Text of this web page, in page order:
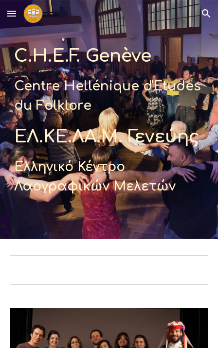
Skip to main content Skip to navigation
C.H.E.F. Genève
Centre Hellénique d'Etudes
du Folklore
ΕΛ.ΚΕ.ΛΑ.Μ. Γενεύης
Ελληνικό Κέντρο
Λαογραφικών Μελετών